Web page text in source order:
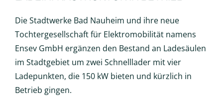
Die Stadtwerke Bad Nauheim und ihre neue
Tochtergesellschaft für Elektromobilität namens
Ensev GmbH ergänzen den Bestand an Ladesäulen
im Stadtgebiet um zwei Schnelllader mit vier
Ladepunkten, die 150 kW bieten und kürzlich in
Betrieb gingen.